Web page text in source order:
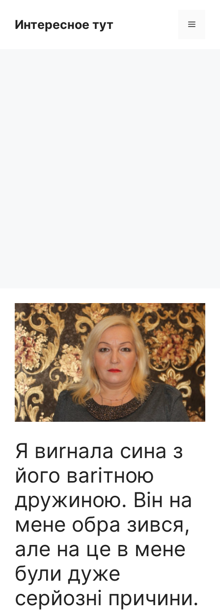
contentИнтересное тут Menu
Я виrнала сина з
його ваrітною
дружиною. Він на
мене обра зився,
але на це в мене
були дуже
серйозні причини.